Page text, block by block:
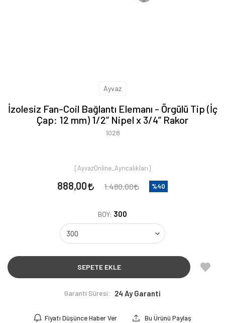
Ayvaz
İzolesiz Fan-Coil Bağlantı Elemanı - Örgülü Tip (İç
Çap: 12 mm) 1/2” Nipel x 3/4” Rakor
1028
[AyvazOnline_Ayrıcalıkları]
888,00 1.480,00 %40
BOY: 300
SEPETE EKLE
Garanti Süresi: 24 Ay Garanti
Fiyatı Düşünce Haber Ver Bu Ürünü Paylaş